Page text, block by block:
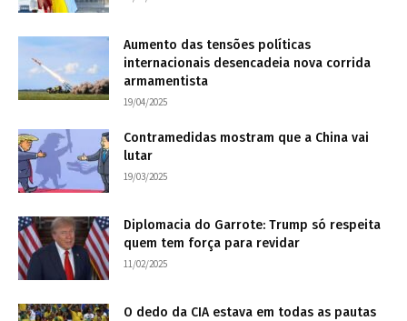
Aumento das tensões políticas
internacionais desencadeia nova corrida
armamentista
19/04/2025
Contramedidas mostram que a China vai
lutar
19/03/2025
Diplomacia do Garrote: Trump só respeita
quem tem força para revidar
11/02/2025
O dedo da CIA estava em todas as pautas